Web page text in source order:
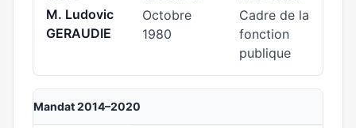
M. Ludovic
GERAUDIE
Octobre
1980
Cadre de la
fonction
publique
Mandat 2014–2020